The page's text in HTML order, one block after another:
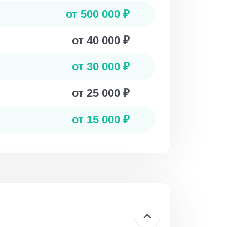
от 500 000 ₽
от 40 000 ₽
от 30 000 ₽
от 25 000 ₽
от 15 000 ₽